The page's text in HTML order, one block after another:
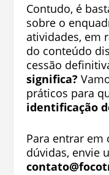
Contudo, é
sobre o
atividades, em
do conteúdo
cessão
significa?
práticos para
identificação
Para entrar em
dúvidas, envie